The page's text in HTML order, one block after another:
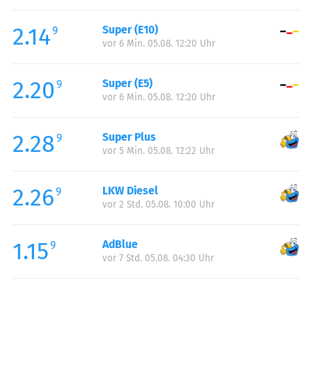
Samstag:
00:00-23:59
Sonntag:
2.149 Super (E10)
vor 6 Min. 05.08. 12:20 Uhr
2.20 9 Super (E5)
vor 6 Min. 05.08. 12:20 Uhr
2.28 9 Super Plus
vor 5 Min. 05.08. 12:22 Uhr
2.269 LKW Diesel
vor 2 Std. 05.08. 10:00 Uhr
1.159 AdBlue
vor 7 Std. 05.08. 04:30 Uhr